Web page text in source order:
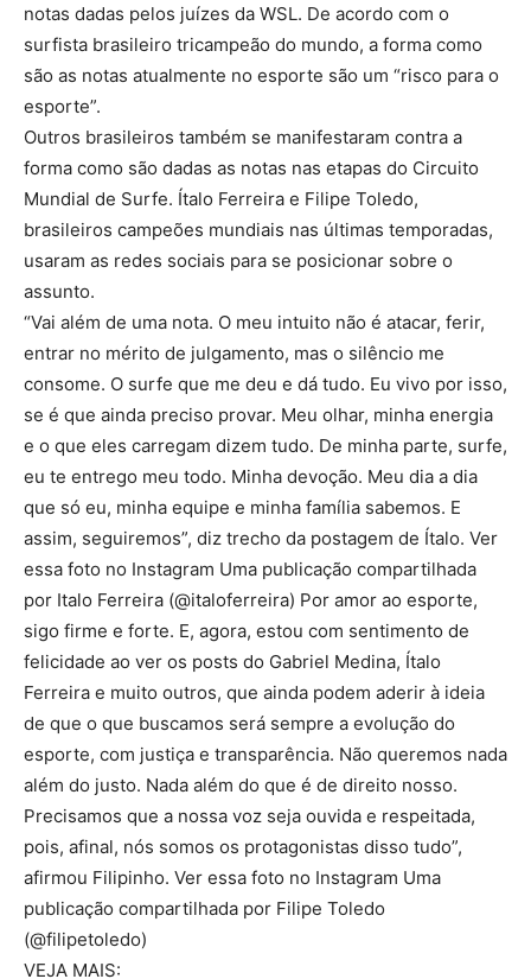
notas dadas pelos juízes da WSL. De acordo com o
surfista brasileiro tricampeão do mundo, a forma como
são as notas atualmente no esporte são um “risco para o
esporte”.
Outros brasileiros também se manifestaram contra a
forma como são dadas as notas nas etapas do Circuito
Mundial de Surfe. Ítalo Ferreira e Filipe Toledo,
brasileiros campeões mundiais nas últimas temporadas,
usaram as redes sociais para se posicionar sobre o
assunto.
“Vai além de uma nota. O meu intuito não é atacar, ferir,
entrar no mérito de julgamento, mas o silêncio me
consome. O surfe que me deu e dá tudo. Eu vivo por isso,
se é que ainda preciso provar. Meu olhar, minha energia
e o que eles carregam dizem tudo. De minha parte, surfe,
eu te entrego meu todo. Minha devoção. Meu dia a dia
que só eu, minha equipe e minha família sabemos. E
assim, seguiremos”, diz trecho da postagem de Ítalo. Ver
essa foto no Instagram Uma publicação compartilhada
por Italo Ferreira (@italoferreira) Por amor ao esporte,
sigo firme e forte. E, agora, estou com sentimento de
felicidade ao ver os posts do Gabriel Medina, Ítalo
Ferreira e muito outros, que ainda podem aderir à ideia
de que o que buscamos será sempre a evolução do
esporte, com justiça e transparência. Não queremos nada
além do justo. Nada além do que é de direito nosso.
Precisamos que a nossa voz seja ouvida e respeitada,
pois, afinal, nós somos os protagonistas disso tudo”,
afirmou Filipinho. Ver essa foto no Instagram Uma
publicação compartilhada por Filipe Toledo
(@filipetoledo)
VEJA MAIS: